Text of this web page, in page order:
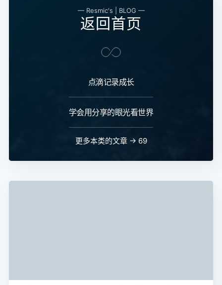
— Resmic's | BLOG —
返回首页
点滴记录成长
学会用分享的眼光看世界
更多本类的文章 → 69